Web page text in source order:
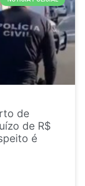
de
de R$
é